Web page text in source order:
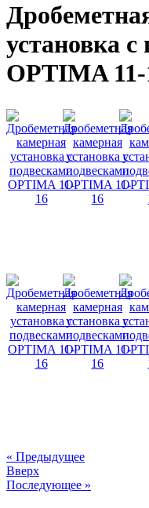
установка с
OPTIMA
« Предыдущее
Вверх
Последующее »